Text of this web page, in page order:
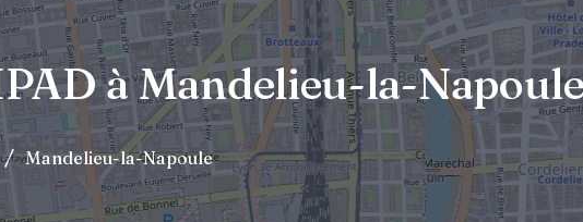
à Mandelieu-la-
Mandelieu-la-Napoule